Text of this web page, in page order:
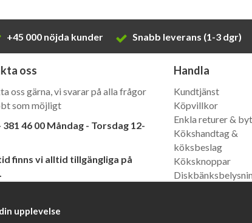
+45 000 nöjda kunder Snabb leverans (1-3 dgr)
oss
oss gärna, vi svarar på alla frågor
som möjligt
381 46 00 Måndag - Torsdag 12-
finns vi alltid tillgängliga på
Handla
Kundtjänst
Köpvillkor
Enkla returer &
Kökshandtag &
köksbeslag
Köksknoppar
upplevelse